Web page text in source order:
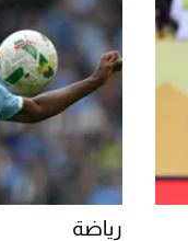
رياضة